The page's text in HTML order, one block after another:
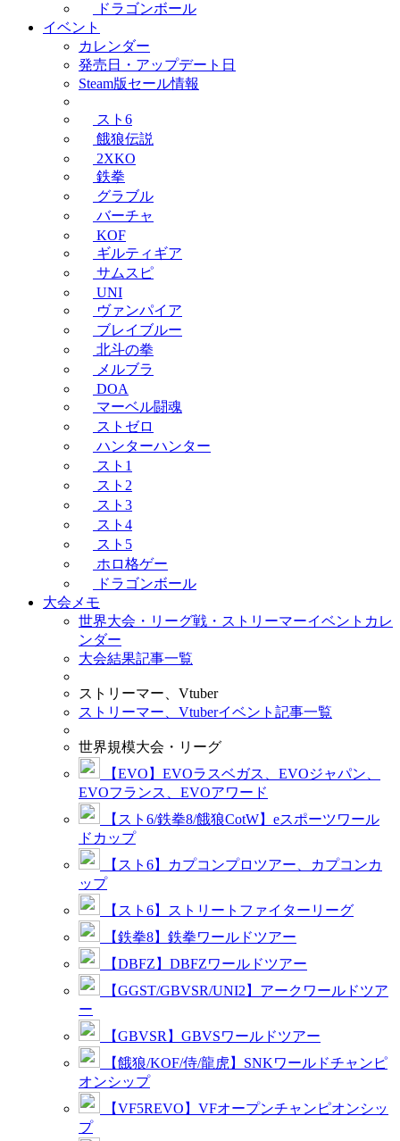
ドラゴンボール
イベント
カレンダー
発売日・アップデート日
Steam版セール情報
スト6
餓狼伝説
2XKO
鉄拳
グラブル
バーチャ
KOF
ギルティギア
サムスピ
UNI
ヴァンパイア
ブレイブルー
北斗の拳
メルブラ
DOA
マーベル闘魂
ストゼロ
ハンターハンター
スト1
スト2
スト3
スト4
スト5
ホロ格ゲー
ドラゴンボール
大会メモ
世界大会・リーグ戦・ストリーマーイベントカレ
ンダー
大会結果記事一覧
ストリーマー、Vtuber
ストリーマー、Vtuberイベント記事一覧
世界規模大会・リーグ
【EVO】EVOラスベガス、EVOジャパン、
EVOフランス、EVOアワード
【スト6/鉄拳8/餓狼CotW】eスポーツワール
ドカップ
【スト6】カプコンプロツアー、カプコンカ
ップ
【スト6】ストリートファイターリーグ
【鉄拳8】鉄拳ワールドツアー
【DBFZ】DBFZワールドツアー
【GGST/GBVSR/UNI2】アークワールドツア
ー
【GBVSR】GBVSワールドツアー
【餓狼/KOF/侍/龍虎】SNKワールドチャンピ
オンシップ
【VF5REVO】VFオープンチャンピオンシッ
プ